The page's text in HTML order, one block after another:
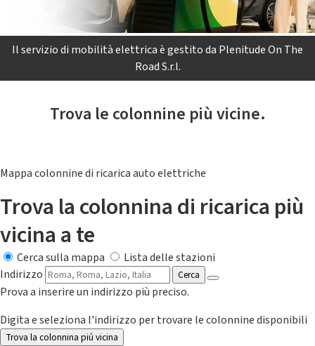
Il servizio di mobilità elettrica è gestito da Plenitude On The
Road S.r.l.
Trova le colonnine più vicine.
Mappa colonnine di ricarica auto elettriche
Trova la colonnina di ricarica più
vicina a te
Cerca sulla mappa
Lista delle stazioni
Indirizzo
Cerca
Prova a inserire un indirizzo più preciso.
Digita e seleziona l'indirizzo per trovare le colonnine disponibili
Trova la colonnina piú vicina